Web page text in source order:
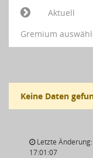
Aktuell
Gremium
Keine Daten
Letzte
17:01:07